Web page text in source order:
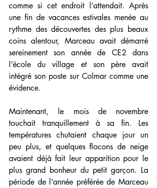
comme si cet endroit l’attendait. Après
une fin de vacances estivales menée au
rythme des découvertes des plus beaux
coins alentour, Marceau avait démarré
sereinement son année de CE2 dans
l’école du village et son père avait
intégré son poste sur Colmar comme une
évidence.
Maintenant, le mois de novembre
touchait tranquillement à sa fin. Les
températures chutaient chaque jour un
peu plus, et quelques flocons de neige
avaient déjà fait leur apparition pour le
plus grand bonheur du petit garçon. La
période de l’année préférée de Marceau